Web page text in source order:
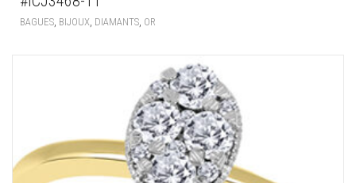
BAGUES BIJOUX DIAMANTS OR